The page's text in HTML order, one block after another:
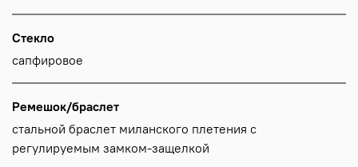
Стекло
сапфировое
Ремешок/браслет
стальной браслет миланского плетения с
регулируемым замком-защелкой